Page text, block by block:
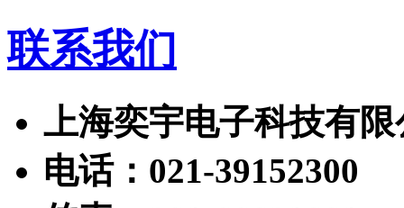
联系我们
上海奕宇电子科技有限
电话：021-39152300